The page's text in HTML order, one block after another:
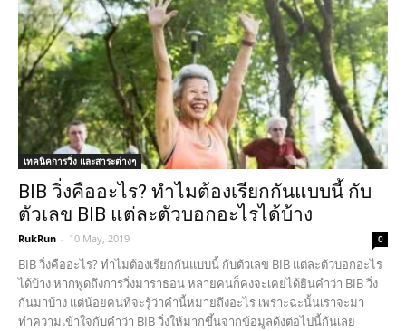
เทคนิคการวิ่ง และสาระต่างๆ
BIB วิ่งคืออะไร? ทำไมต้องเรียกกันแบบนี้ กับ
ตัวเลข BIB แต่ละตัวบอกอะไรได้บ้าง
RukRun - 10 May, 2019 0
BIB วิ่งคืออะไร? ทำไมต้องเรียกกันแบบนี้ กับตัวเลข BIB แต่ละตัวบอกอะไร
ได้บ้าง หากพูดถึงการวิ่งมาราธอน หลายคนก็คงจะเคยได้ยินคำว่า BIB วิ่ง
กันมาบ้าง แต่น้อยคนที่จะรู้ว่าคำนี้หมายถึงอะไร เพราะฉะนั้นเราจะมา
ทำความเข้าใจกับคำว่า BIB วิ่งให้มากขึ้นจากข้อมูลดังต่อไปนี้กันเลย